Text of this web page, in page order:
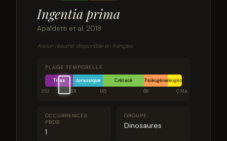
Ingentia prima
Apaldetti et al. 2018
Aucun résumé disponible en français.
PLAGE TEMPORELLE
Trias Jurassique Crétacé PaléogèneNéogène
252
201 145 66 0 Ma
OCCURRENCES
PBDB
1
GROUPE
Dinosaures